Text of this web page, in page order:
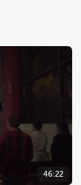
46:22